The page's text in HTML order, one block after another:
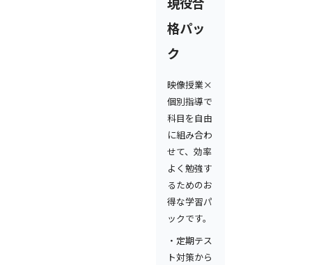
格パッ
ク
映像授業×
個別指導で
科目を自由
に組み合わ
せて、効率
よく勉強す
るためのお
得な学習パ
ックです。
・定期テス
ト対策から